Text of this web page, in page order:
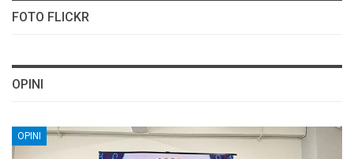
FOTO FLICKR
OPINI
OPINI